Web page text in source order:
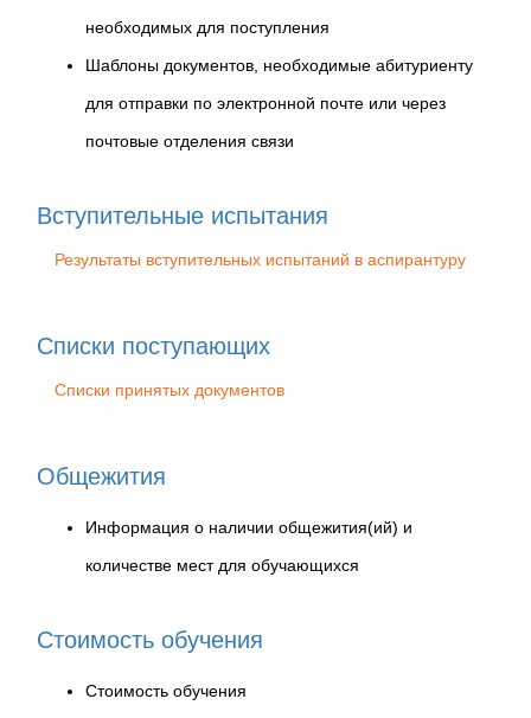
необходимых для поступления
Шаблоны документов, необходимые абитуриенту
для отправки по электронной почте или через
почтовые отделения связи
Вступительные испытания
Результаты вступительных испытаний в аспирантуру
Списки поступающих
Списки принятых документов
Общежития
Информация о наличии общежития(ий) и
количестве мест для обучающихся
Стоимость обучения
Стоимость обучения